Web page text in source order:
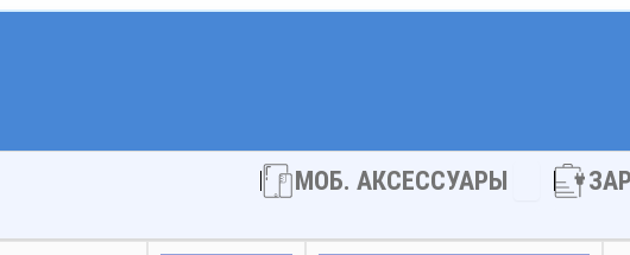
МОБ. АКСЕССУАРЫ Open МОБ.